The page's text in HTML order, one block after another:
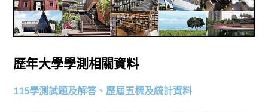
歷年大學學測相關資料
115學測試題及解答、歷屆五標及統計資料